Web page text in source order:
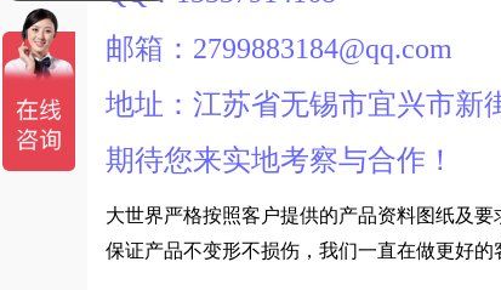
邮箱：2799883184@qq.com
地址：江苏省无锡市宜兴市新
期待您来实地考察与合作！
大世界严格按照客户提供的产品资料图纸及
保证产品不变形不损伤，我们一直在做更好的